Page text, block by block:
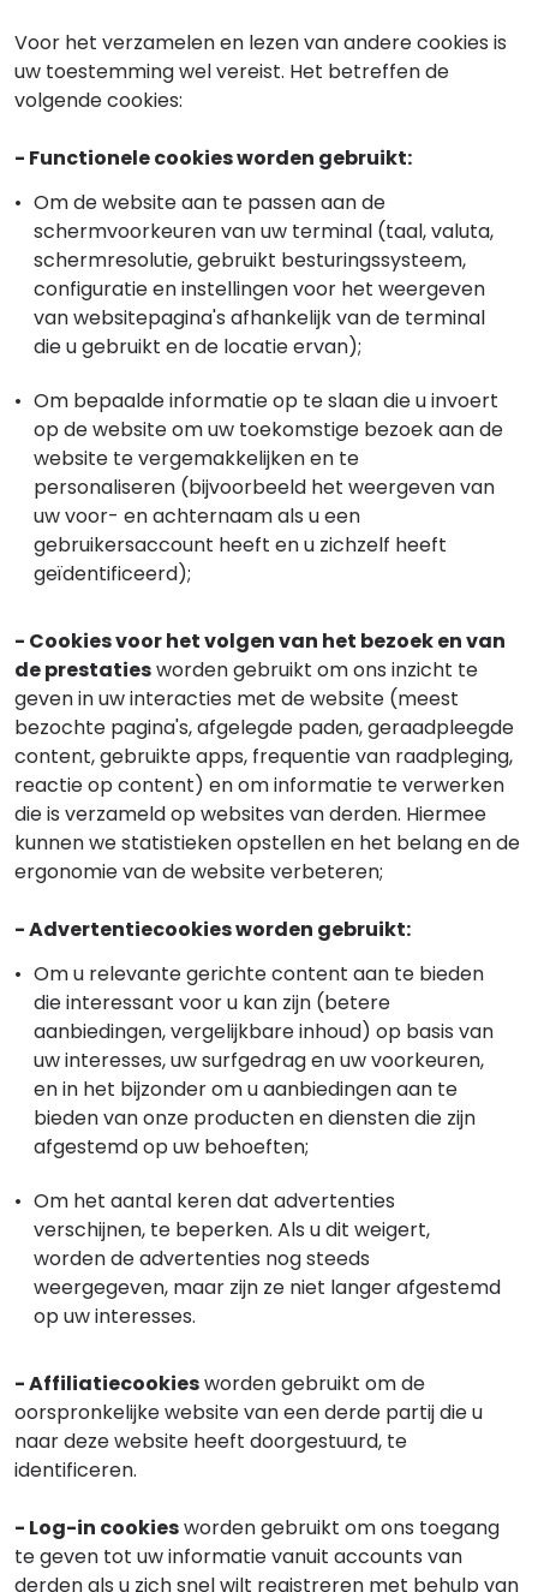
Voor het verzamelen en lezen van andere cookies is
uw toestemming wel vereist. Het betreffen de
volgende cookies:
- Functionele cookies worden gebruikt:
Om de website aan te passen aan de
schermvoorkeuren van uw terminal (taal, valuta,
schermresolutie, gebruikt besturingssysteem,
configuratie en instellingen voor het weergeven
van websitepagina's afhankelijk van de terminal
die u gebruikt en de locatie ervan);
Om bepaalde informatie op te slaan die u invoert
op de website om uw toekomstige bezoek aan de
website te vergemakkelijken en te
personaliseren (bijvoorbeeld het weergeven van
uw voor- en achternaam als u een
gebruikersaccount heeft en u zichzelf heeft
geïdentificeerd);
- Cookies voor het volgen van het bezoek en van
de prestatiesworden gebruikt om ons inzicht te
geven in uw interacties met de website (meest
bezochte pagina's, afgelegde paden, geraadpleegde
content, gebruikte apps, frequentie van raadpleging,
reactie op content) en om informatie te verwerken
die is verzameld op websites van derden. Hiermee
kunnen we statistieken opstellen en het belang en de
ergonomie van de website verbeteren;
- Advertentiecookies worden gebruikt:
Om u relevante gerichte content aan te bieden
die interessant voor u kan zijn (betere
aanbiedingen, vergelijkbare inhoud) op basis van
uw interesses, uw surfgedrag en uw voorkeuren,
en in het bijzonder om u aanbiedingen aan te
bieden van onze producten en diensten die zijn
afgestemd op uw behoeften;
Om het aantal keren dat advertenties
verschijnen, te beperken. Als u dit weigert,
worden de advertenties nog steeds
weergegeven, maar zijn ze niet langer afgestemd
op uw interesses.
- Affiliatiecookiesworden gebruikt om de
oorspronkelijke website van een derde partij die u
naar deze website heeft doorgestuurd, te
identificeren.
- Log-in cookiesworden gebruikt om ons toegang
te geven tot uw informatie vanuit accounts van
derden als u zich snel wilt registreren met behulp van